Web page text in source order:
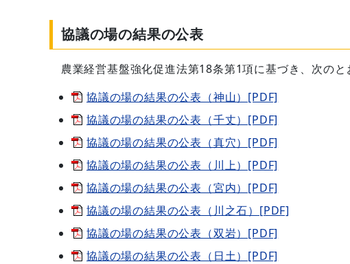
協議の場の結果の公表
農業経営基盤強化促進法第18条第1項に基づき、次のと
協議の場の結果の公表（神山）[PDF]
協議の場の結果の公表（千丈）[PDF]
協議の場の結果の公表（真穴）[PDF]
協議の場の結果の公表（川上）[PDF]
協議の場の結果の公表（宮内）[PDF]
協議の場の結果の公表（川之石）[PDF]
協議の場の結果の公表（双岩）[PDF]
協議の場の結果の公表（日土）[PDF]